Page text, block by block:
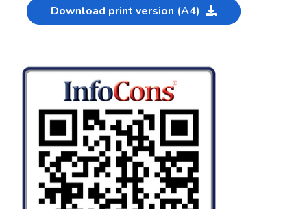
Download print version (A4)